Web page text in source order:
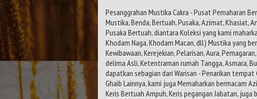
Pesanggrahan Mustika Cakra - Pusat Pemaharan
Mustika, Benda, Bertuah, Pusaka, Azimat, Khasiat,
Pusaka Bertuah, diantara Koleksi yang kami
Khodam Naga, Khodam Macan, dll) Mustika yang
Kewibawaan, Kerejekian, Pelarisan, Aura,
delima Asli, Ketentraman rumah Tangga, Asmara,
dapatkan sebagian dari Warisan - Penarikan
Ghaib Lainnya, kami juga Memaharkan bermacam
Keris Bertuah Ampuh, Keris pegangan Jabatan, juga